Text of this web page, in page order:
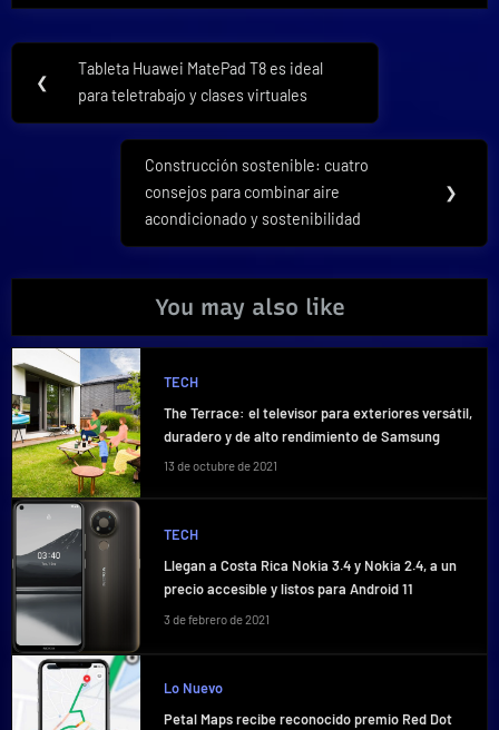
Navegación
de
entradas
❮
Previous
Post:
Tableta Huawei MatePad T8 es ideal
para teletrabajo y clases virtuales
Next
Post:
Construcción sostenible: cuatro
consejos para combinar aire
acondicionado y sostenibilidad
❯
You may also like
TECH
The Terrace: el televisor para exteriores versátil,
duradero y de alto rendimiento de Samsung
13 de octubre de 2021
TECH
Llegan a Costa Rica Nokia 3.4 y Nokia 2.4, a un
precio accesible y listos para Android 11
3 de febrero de 2021
Lo Nuevo
Petal Maps recibe reconocido premio Red Dot